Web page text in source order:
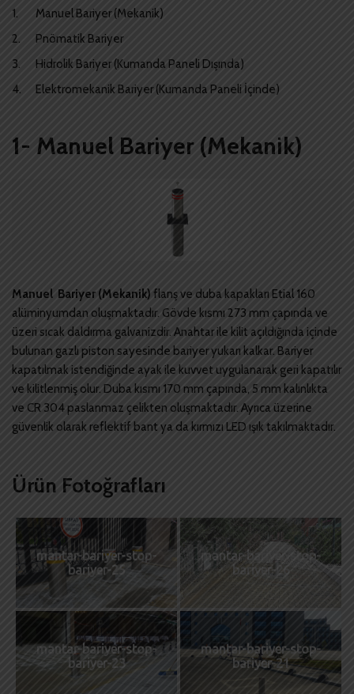
Manuel Bariyer (Mekanik)
Pnömatik Bariyer
Hidrolik Bariyer (Kumanda Paneli Dışında)
Elektromekanik Bariyer (Kumanda Paneli İçinde)
1- Manuel Bariyer (Mekanik)
Manuel Bariyer (Mekanik) flanş ve duba kapakları Etial 160
alüminyumdan oluşmaktadır. Gövde kısmı 273 mm çapında ve
üzeri sıcak daldırma galvanizdir. Anahtar ile kilit açıldığında içinde
bulunan gazlı piston sayesinde bariyer yukarı kalkar. Bariyer
kapatılmak istendiğinde ayak ile kuvvet uygulanarak geri kapatılır
ve kilitlenmiş olur. Duba kısmı 170 mm çapında, 5 mm kalınlıkta
ve CR 304 paslanmaz çelikten oluşmaktadır. Ayrıca üzerine
güvenlik olarak reflektif bant ya da kırmızı LED ışık takılmaktadır.
Ürün Fotoğrafları
mantar-bariyer-stop-
bariyer-25
mantar-bariyer-stop-
bariyer-26
mantar-bariyer-stop-
bariyer-23
mantar-bariyer-stop-
bariyer-21